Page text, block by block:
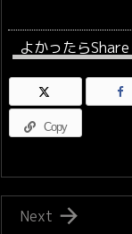
よかったら
Copy

Next